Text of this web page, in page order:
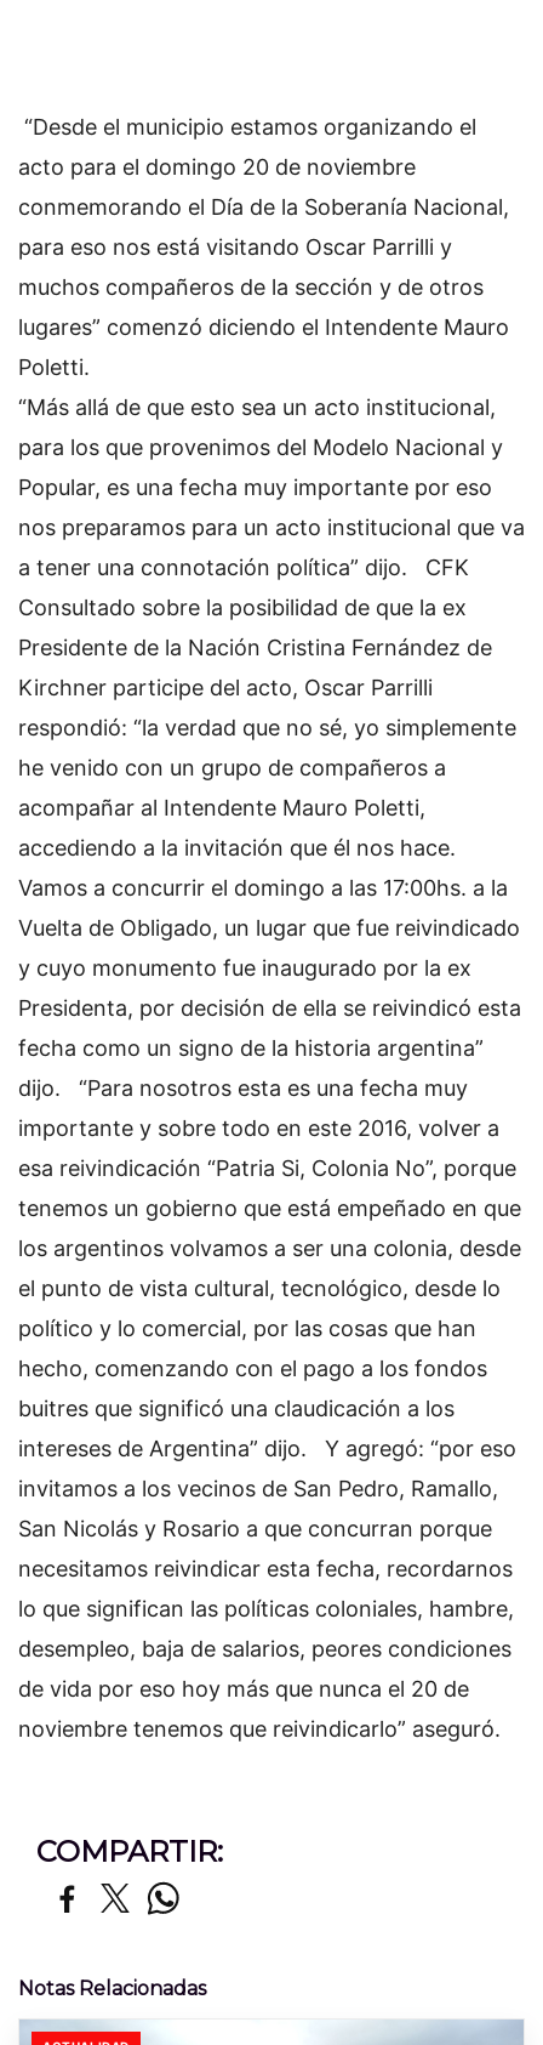
“Desde el municipio estamos organizando el
acto para el domingo 20 de noviembre
conmemorando el Día de la Soberanía Nacional,
para eso nos está visitando Oscar Parrilli y
muchos compañeros de la sección y de otros
lugares” comenzó diciendo el Intendente Mauro
Poletti.
“Más allá de que esto sea un acto institucional,
para los que provenimos del Modelo Nacional y
Popular, es una fecha muy importante por eso
nos preparamos para un acto institucional que va
a tener una connotación política” dijo.
CFK
Consultado sobre la posibilidad de que la ex
Presidente de la Nación Cristina Fernández de
Kirchner participe del acto, Oscar Parrilli
respondió: “la verdad que no sé, yo simplemente
he venido con un grupo de compañeros a
acompañar al Intendente Mauro Poletti,
accediendo a la invitación que él nos hace.
Vamos a concurrir el domingo a las 17:00hs. a la
Vuelta de Obligado, un lugar que fue reivindicado
y cuyo monumento fue inaugurado por la ex
Presidenta, por decisión de ella se reivindicó esta
fecha como un signo de la historia argentina”
dijo.
“Para nosotros esta es una fecha muy
importante y sobre todo en este 2016, volver a
esa reivindicación “Patria Si, Colonia No”, porque
tenemos un gobierno que está empeñado en que
los argentinos volvamos a ser una colonia, desde
el punto de vista cultural, tecnológico, desde lo
político y lo comercial, por las cosas que han
hecho, comenzando con el pago a los fondos
buitres que significó una claudicación a los
intereses de Argentina” dijo.
Y agregó: “por eso
invitamos a los vecinos de San Pedro, Ramallo,
San Nicolás y Rosario a que concurran porque
necesitamos reivindicar esta fecha, recordarnos
lo que significan las políticas coloniales, hambre,
desempleo, baja de salarios, peores condiciones
de vida por eso hoy más que nunca el 20 de
noviembre tenemos que reivindicarlo” aseguró.
COMPARTIR:
Notas Relacionadas